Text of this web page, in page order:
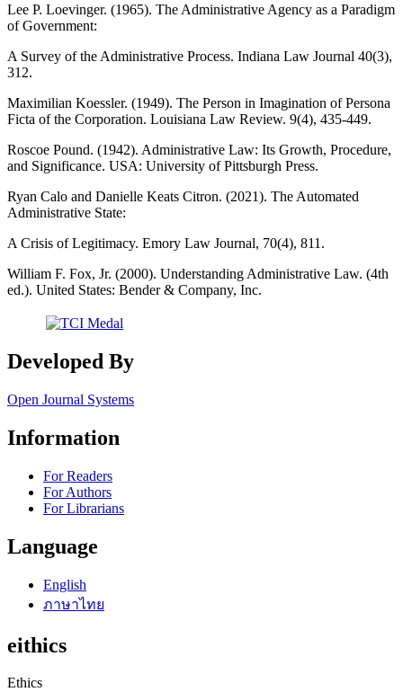
Lee P. Loevinger. (1965). The Administrative Agency as a Paradigm
of Government:
A Survey of the Administrative Process. Indiana Law Journal 40(3),
312.
Maximilian Koessler. (1949). The Person in Imagination of Persona
Ficta of the Corporation. Louisiana Law Review. 9(4), 435-449.
Roscoe Pound. (1942). Administrative Law: Its Growth, Procedure,
and Significance. USA: University of Pittsburgh Press.
Ryan Calo and Danielle Keats Citron. (2021). The Automated
Administrative State:
A Crisis of Legitimacy. Emory Law Journal, 70(4), 811.
William F. Fox, Jr. (2000). Understanding Administrative Law. (4th
ed.). United States: Bender & Company, Inc.
Developed By
Open Journal Systems
Information
For Readers
For Authors
For Librarians
Language
English
ภาษาไทย
eithics
Ethics